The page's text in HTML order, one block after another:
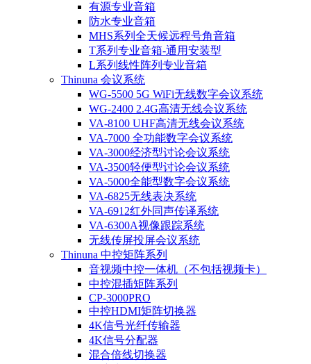
有源专业音箱
防水专业音箱
MHS系列全天候远程号角音箱
T系列专业音箱-通用安装型
L系列线性阵列专业音箱
Thinuna 会议系统
WG-5500 5G WiFi无线数字会议系统
WG-2400 2.4G高清无线会议系统
VA-8100 UHF高清无线会议系统
VA-7000 全功能数字会议系统
VA-3000经济型讨论会议系统
VA-3500轻便型讨论会议系统
VA-5000全能型数字会议系统
VA-6825无线表决系统
VA-6912红外同声传译系统
VA-6300A视像跟踪系统
无线传屏投屏会议系统
Thinuna 中控矩阵系列
音视频中控一体机（不包括视频卡）
中控混插矩阵系列
CP-3000PRO
中控HDMI矩阵切换器
4K信号光纤传输器
4K信号分配器
混合倍线切换器